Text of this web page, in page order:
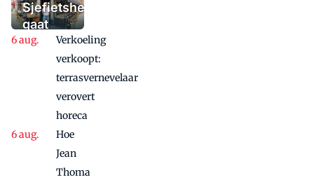
'Iedere dag een
waaaaaanzinnige
aanbieding'
Sjefietshe
gaat
vanwege
succes
maandje
Verkoeling
verkoopt:
terrasvernevelaar
verovert
horeca
Hoe
Jean
Thoma